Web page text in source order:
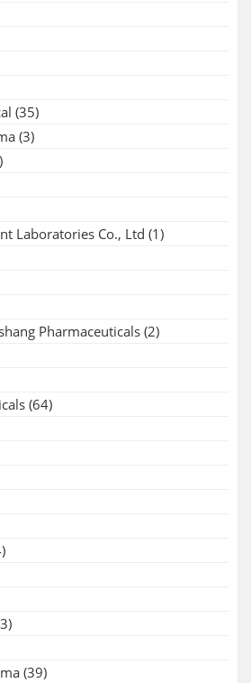
(35)
(3)
Laboratories Co., Ltd (1)
Pharmaceuticals (2)
(64)
(39)